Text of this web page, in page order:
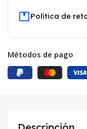
Política de
Métodos de pago